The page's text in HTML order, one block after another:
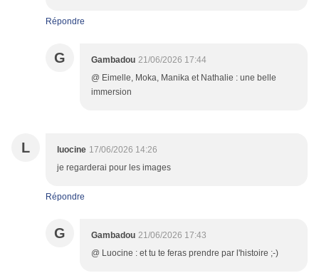
Répondre
G Gambadou 21/06/2026 17:44
@ Eimelle, Moka, Manika et Nathalie : une belle
immersion
L luocine 17/06/2026 14:26
je regarderai pour les images
Répondre
G Gambadou 21/06/2026 17:43
@ Luocine : et tu te feras prendre par l'histoire ;-)